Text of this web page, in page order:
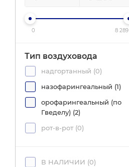
0 8 289
Тип воздуховода
надгортанный (0)
назофарингеальный (1)
орофарингеальный (по
Гведелу) (2)
рот-в-рот (0)
В НАЛИЧИИ (0)